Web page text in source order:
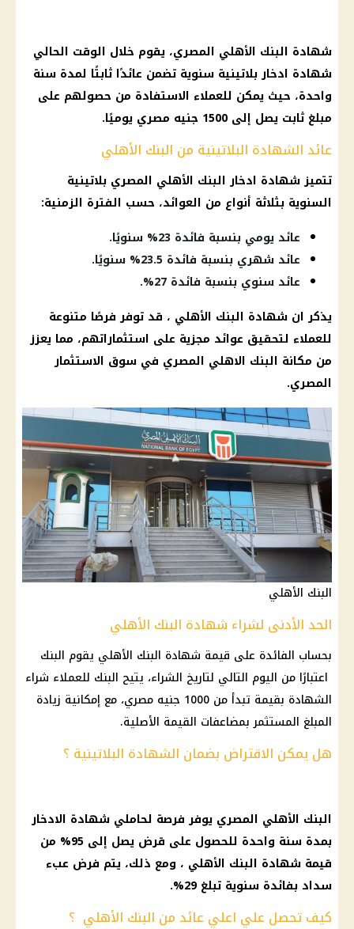
شهادة البنك الأهلي المصري، يقوم خلال الوقت الحالي
شهادة ادخار بلاتينية سنوية تضمن عائدًا ثابتًا لمدة سنة
واحدة، حيث يمكن للعملاء الاستفادة من حصولهم على
مبلغ ثابت يصل إلى 1500 جنيه مصري يوميًا.
عائد الشهادة البلاتينية من البنك الأهلي
تتميز شهادة ادخار البنك الأهلي المصري بلاتينية
السنوية بثلاثة أنواع من العوائد، حسب الفترة الزمنية:
عائد يومي بنسبة فائدة 23% سنويًا.
عائد شهري بنسبة فائدة 23.5% سنويًا.
عائد سنوي بنسبة فائدة 27%.
يذكر ان شهادة البنك الأهلي ، قد توفر فرصًا متنوعة
للعملاء لتحقيق عوائد مجزية على استثماراتهم، مما يعزز
من مكانة البنك الاهلي المصري في سوق الاستثمار
المصري.
البنك الأهلي
الحد الأدنى لشراء شهادة البنك الأهلي
بحساب الفائدة على قيمة شهادة البنك الأهلي يقوم البنك
اعتبارًا من اليوم التالي لتاريخ الشراء، يتيح البنك للعملاء شراء
الشهادة بقيمة تبدأ من 1000 جنيه مصري، مع إمكانية زيادة
المبلغ المستثمر بمضاعفات القيمة الأصلية.
هل يمكن الاقتراض بضمان الشهادة البلاتينية ؟
البنك الأهلي المصري يوفر فرصة لحاملي شهادة الادخار
بمدة سنة واحدة للحصول على قرض يصل إلى 95% من
قيمة شهادة البنك الأهلي ، ومع ذلك، يتم فرض عبء
سداد بفائدة سنوية تبلغ 29%.
كيف تحصل علي اعلي عائد من البنك الأهلي ؟